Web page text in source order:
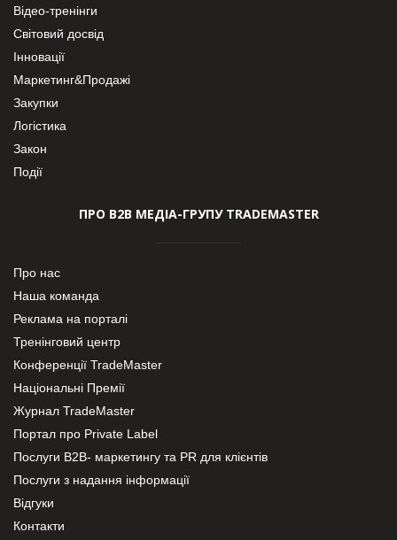
Відео-тренінги
Світовий досвід
Інновації
Маркетинг&Продажі
Закупки
Логістика
Закон
Події
ПРО В2В МЕДІА-ГРУПУ TRADEMASTER
Про нас
Наша команда
Реклама на порталі
Тренінговий центр
Конференції TradeMaster
Національні Премії
Журнал TradeMaster
Портал про Private Label
Послуги В2В- маркетингу та PR для клієнтів
Послуги з надання інформації
Відгуки
Контакти